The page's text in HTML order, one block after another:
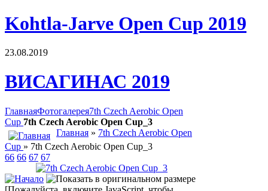
Kohtla-Jarve Open Cup 2019
23.08.2019
ВИСАГИНАС 2019
ГлавнаяФотогалерея7th Czech Aerobic Open
Cup 7th Czech Aerobic Open Cup_3
Главная » 7th Czech Aerobic Open
Cup » 7th Czech Aerobic Open Cup_3
66 66 67 67